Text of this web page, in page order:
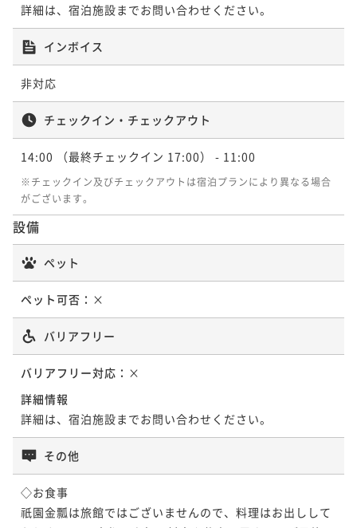
詳細は、宿泊施設までお問い合わせください。
インボイス
非対応
チェックイン・チェックアウト
14:00 （最終チェックイン 17:00） - 11:00
※チェックイン及びチェックアウトは宿泊プランにより異なる場合
がございます。
設備
ペット
ペット可否： ×
バリアフリー
バリアフリー対応： ×
詳細情報
詳細は、宿泊施設までお問い合わせください。
その他
◇お食事
祇園金瓢は旅館ではございませんので、料理はお出しして